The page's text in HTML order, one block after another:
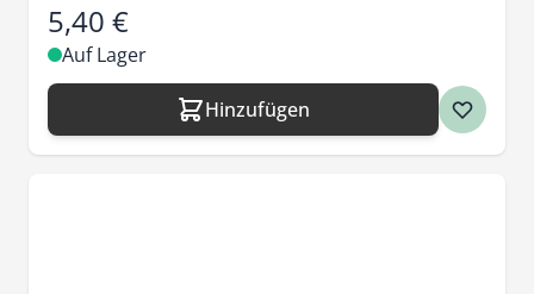
5,40 €
Auf Lager
Hinzufügen